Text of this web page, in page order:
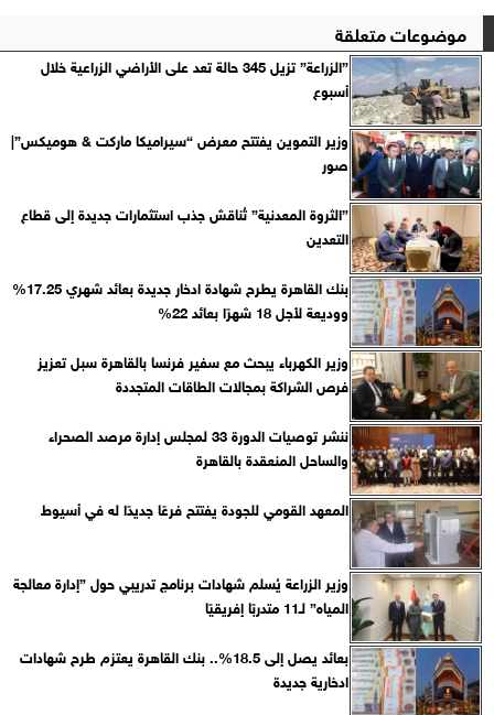
موضوعات متعلقة
”الزراعة” تزيل 345 حالة تعد على الأراضي الزراعية خلال
أسبوع
وزير التموين يفتتح معرض “سيراميكا ماركت & هوميكس”|
صور
”الثروة المعدنية” تُناقش جذب استثمارات جديدة إلى قطاع
التعدين
بنك القاهرة يطرح شهادة ادخار جديدة بعائد شهري 17.25%
ووديعة لأجل 18 شهرًا بعائد 22%
وزير الكهرباء يبحث مع سفير فرنسا بالقاهرة سبل تعزيز
فرص الشراكة بمجالات الطاقات المتجددة
ننشر توصيات الدورة 33 لمجلس إدارة مرصد الصحراء
والساحل المنعقدة بالقاهرة
المعهد القومي للجودة يفتتح فرعًا جديدًا له في أسيوط
وزير الزراعة يُسلم شهادات برنامج تدريبي حول ”إدارة معالجة
المياه” لـ11 متدربًا إفريقيًا
بعائد يصل إلى 18.5%.. بنك القاهرة يعتزم طرح شهادات
ادخارية جديدة